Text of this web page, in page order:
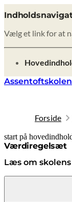
Vælg et link for at
gå til
Assentoftskolen
Forside
start på
Værdiregelsæt
Læs om
senest opdateret 9.